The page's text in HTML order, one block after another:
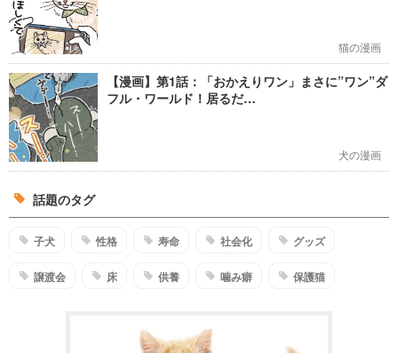
猫の漫画
【漫画】第1話：「おかえりワン」まさに”ワン”ダ
フル・ワールド！居るだ…
犬の漫画
話題のタグ
子犬 性格 寿命 社会化 グッズ
譲渡会 床 供養 噛み癖 保護猫